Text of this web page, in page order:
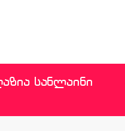
სანლაინი